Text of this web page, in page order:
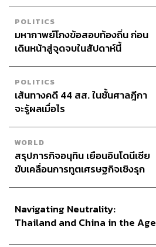
POLITICS
มหากาพย์โกงข้อสอบท้องถิ่น ก่อน
เดินหน้าสู่จุดจบในสัปดาห์นี้
POLITICS
เส้นทางคดี 44 สส. ในชั้นศาลฎีกา
จะรู้ผลเมื่อไร
WORLD
สรุปภารกิจอนุทิน เยือนอินโดนีเซีย
ขับเคลื่อนการทูตเศรษฐกิจเชิงรุก
Navigating Neutrality:
Thailand and China in the Age